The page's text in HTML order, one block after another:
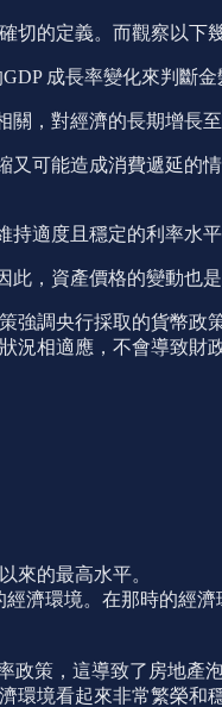
的定義。而觀察以下
成長率變化來判斷金
，對經濟的長期增長至
可能造成消費遞延的
適度且穩定的利率水
，資產價格的變動也
調央行採取的貨幣
相適應，不會導致財
來的最高水平。
濟環境。在那時的經
策，這導致了房地產
境看起來非常繁榮